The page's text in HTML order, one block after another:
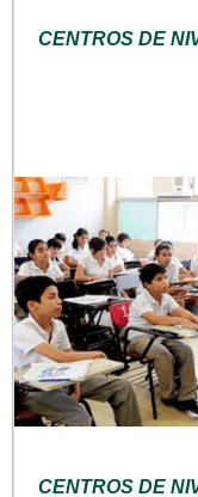
CENTROS DE
CENTROS DE